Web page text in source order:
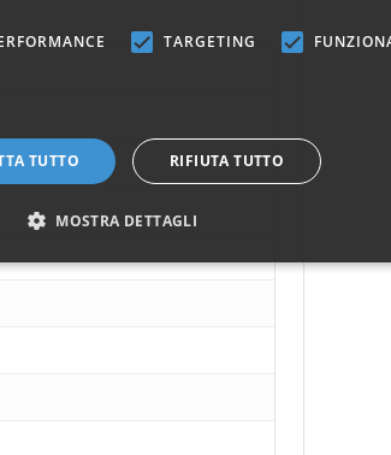
TARGETING
TUTTO RIFIUTA TUTTO
MOSTRA DETTAGLI